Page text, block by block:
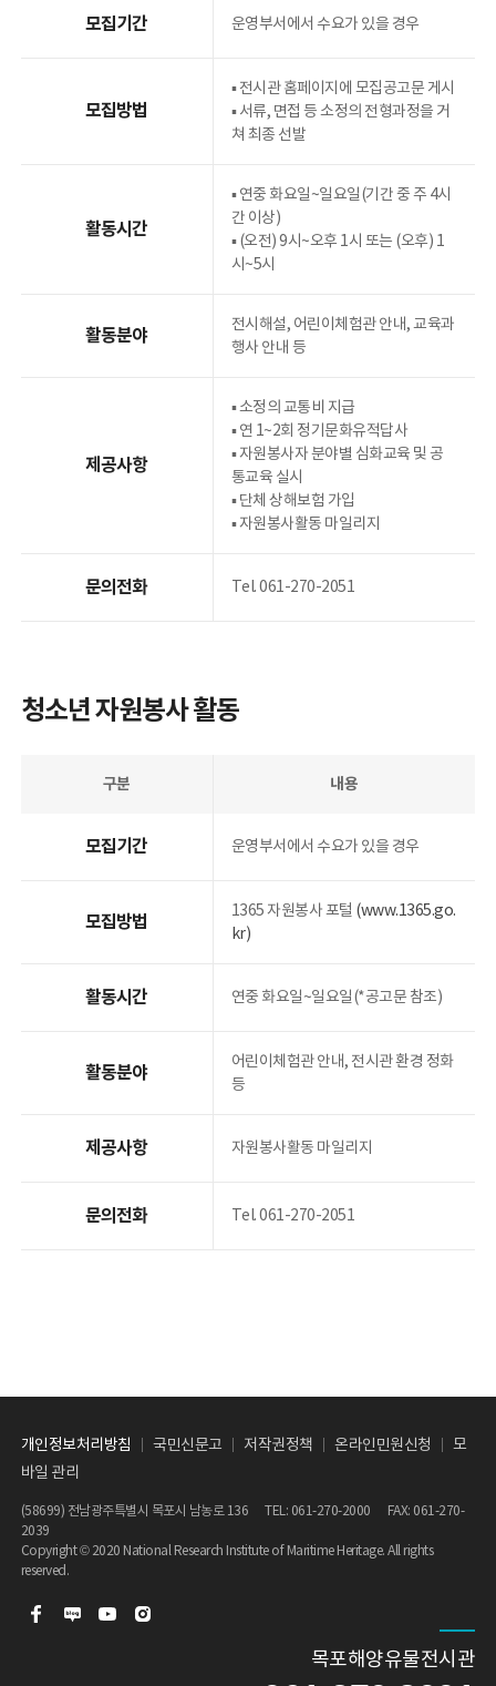
점자교재 음성파일
다중감각체험물 음성 가이드
수중유산 25선
소장품 추천
소장품 검색
열람과 복제
문화유산 기증
교육행사 자료
학술행사 자료
개인정보처리방침
읽기전용프로그램 안내
모집기간 운영부서에서 수요가 있을 경우
모집방법
▪︎ 전시관 홈페이지에 모집공고문 게시
▪︎ 서류, 면접 등 소정의 전형과정을 거
쳐 최종 선발
활동시간
▪︎ 연중 화요일~일요일(기간 중 주 4시
간 이상)
▪︎ (오전) 9시~오후 1시 또는 (오후) 1
시~5시
활동분야
전시해설, 어린이체험관 안내, 교육과
행사 안내 등
제공사항
▪︎ 소정의 교통비 지급
▪︎ 연 1~2회 정기문화유적답사
▪︎ 자원봉사자 분야별 심화교육 및 공
통교육 실시
▪︎ 단체 상해보험 가입
▪︎ 자원봉사활동 마일리지
문의전화 Tel. 061-270-2051
청소년 자원봉사 활동
구분 내용
모집기간 운영부서에서 수요가 있을 경우
모집방법 1365 자원봉사 포털 (www.1365.go.
kr)
활동시간 연중 화요일~일요일(*공고문 참조)
활동분야
어린이체험관 안내, 전시관 환경 정화
등
제공사항 자원봉사활동 마일리지
문의전화 Tel. 061-270-2051
개인정보처리방침 국민신문고 저작권정책 온라인민원신청
모
바일 관리
(58699) 전남광주특별시 목포시 남농로 136 TEL: 061-270-2000 FAX: 061-270-
2039
Copyright © 2020 National Research Institute of Maritime Heritage. All rights
reserved.
목포해양유물전시관